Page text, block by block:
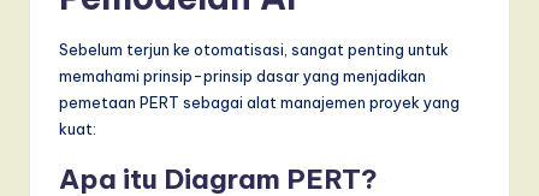
Sebelum terjun ke otomatisasi, sangat penting untuk
memahami prinsip-prinsip dasar yang menjadikan
pemetaan PERT sebagai alat manajemen proyek yang
kuat:
Apa itu Diagram PERT?